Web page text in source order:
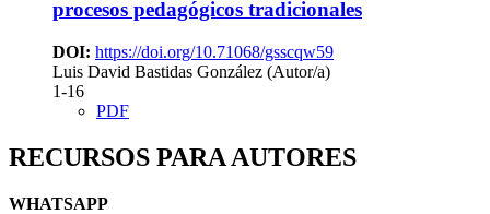
procesos pedagógicos tradicionales
DOI: https://doi.org/10.71068/gsscqw59
Luis David Bastidas González (Autor/a)
1-16
PDF
RECURSOS PARA AUTORES
WHATSAPP